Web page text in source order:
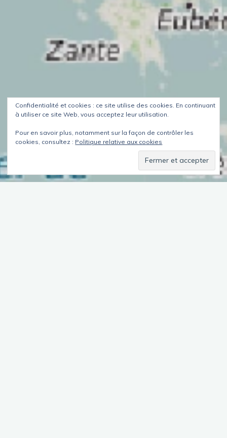
Confidentialité et cookies : ce site utilise des cookies. En continuant
à utiliser ce site Web, vous acceptez leur utilisation.
Pour en savoir plus, notamment sur la façon de contrôler les
cookies, consultez : Politique relative aux cookies